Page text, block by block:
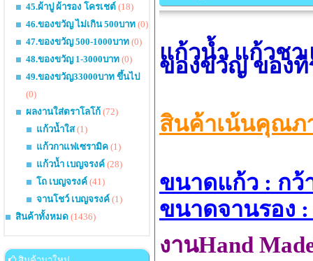
45.ผ้าปู ผ้ารอง โครเชต์ (18)
46.ของขวัญ ไม่เกิน 500บาท (0)
47.ของขวัญ 500-1000บาท (0)
48.ของขวัญ 1-3000บาท (0)
49.ของขวัญ33000บาท ขึ้นไป
(0)
ผลงานใส่ตราโลโก้ (72)
แก้วน้ำใส(1)
แก้วกาแฟเซรามิค (1)
แก้วน้ำ เบญจรงค์ (28)
โถ เบญจรงค์ (41)
จานโชว์ เบญจรงค์ (1)
สินค้าทั้งหมด (1436)
แก้วน้ำ แก้วชา
ของขวัญ ของที่
สินค้าเน้นคุณภ
ขนาดแก้ว : กว้
ขนาดจานรอง :
งานHand